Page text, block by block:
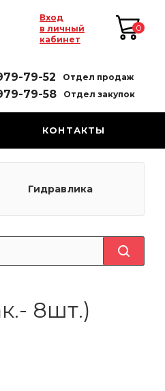
0
Вход
в личный
кабинет
79-52 Отдел продаж
79-58 Отдел закупок
КОНТАКТЫ
Гидравлика
8шт.)